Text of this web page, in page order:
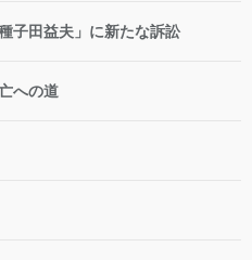
子田益夫」に新たな訴訟
への道